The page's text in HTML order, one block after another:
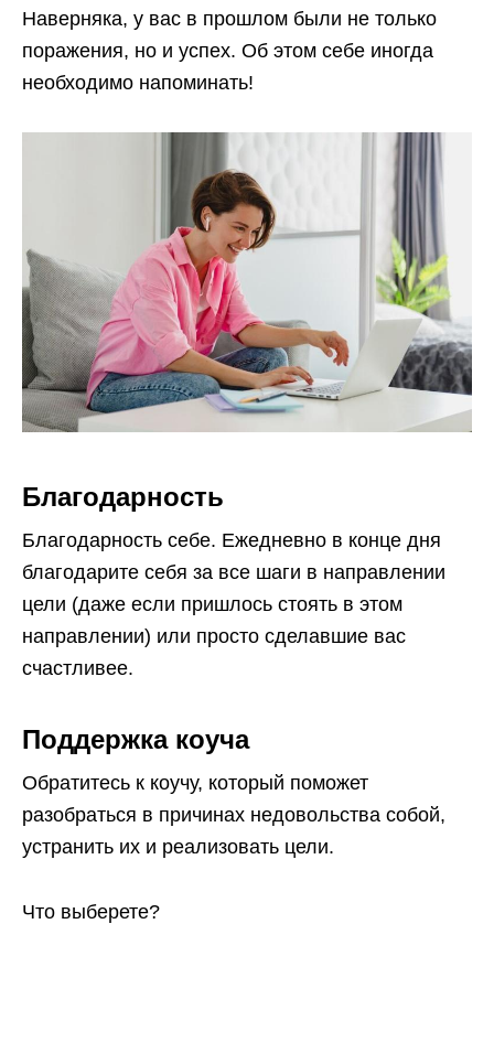
Наверняка, у вас в прошлом были не только
поражения, но и успех. Об этом себе иногда
необходимо напоминать!
Благодарность
Благодарность себе. Ежедневно в конце дня
благодарите себя за все шаги в направлении
цели (даже если пришлось стоять в этом
направлении) или просто сделавшие вас
счастливее.
Поддержка коуча
Обратитесь к коучу, который поможет
разобраться в причинах недовольства собой,
устранить их и реализовать цели.
Что выберете?